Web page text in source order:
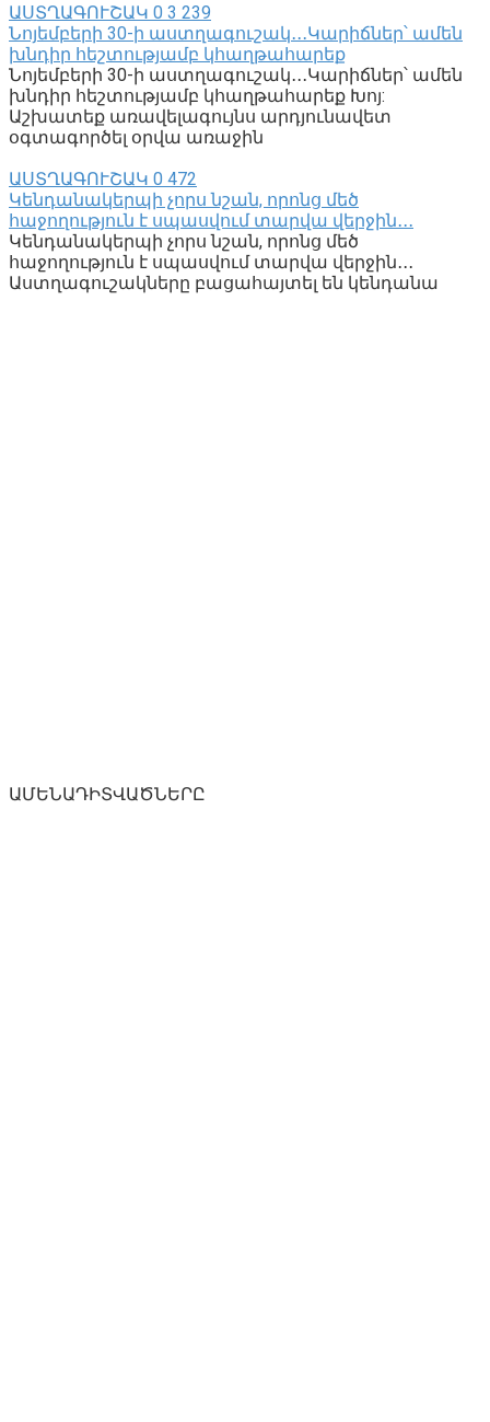
ԱՍՏՂԱԳՈՒՇԱԿ 0 3 239
Նոյեմբերի 30-ի աստղագուշակ․․․Կարիճներ՝ ամեն
խնդիր հեշտությամբ կհաղթահարեք
Նոյեմբերի 30-ի աստղագուշակ․․․Կարիճներ՝ ամեն
խնդիր հեշտությամբ կհաղթահարեք Խոյ:
Աշխատեք առավելագույնս արդյունավետ
օգտագործել օրվա առաջին
ԱՍՏՂԱԳՈՒՇԱԿ 0 472
Կենդանակերպի չորս նշան, որոնց մեծ
հաջողություն է սպասվում տարվա վերջին․․․
Կենդանակերպի չորս նշան, որոնց մեծ
հաջողություն է սպասվում տարվա վերջին․․․
Աստղագուշակները բացահայտել են կենդանա
ԱՄԵՆԱԴԻՏՎԱԾՆԵՐԸ